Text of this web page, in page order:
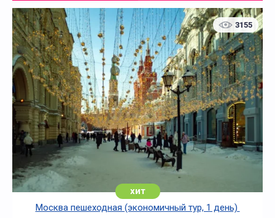
3155
хит
Москва пешеходная (экономичный тур, 1 день)